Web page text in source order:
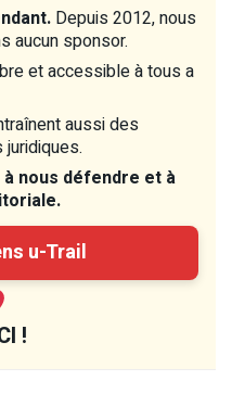
Depuis 2012, nous
aucun sponsor.
et accessible à tous a
aussi des
nous défendre et à
u-Trail
!